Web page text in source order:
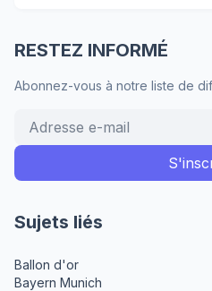
RESTEZ INFORMÉ
Abonnez-vous à notre liste de
Sujets liés
Ballon d'or
Bayern Munich